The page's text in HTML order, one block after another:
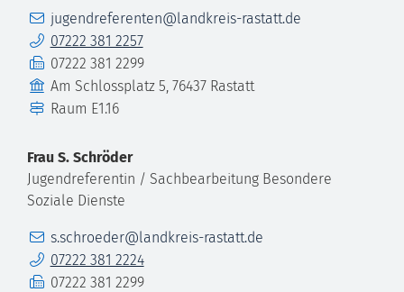
E-Mailjugendreferenten@landkreis-rastatt.de
Telefon07222 381 2257
Fax 07222 381 2299
Gebäude
Am Schlossplatz 5, 76437 Rastatt
Raum E1.16
Frau S. Schröder
Jugendreferentin / Sachbearbeitung Besondere
Soziale Dienste
E-Mails.schroeder@landkreis-rastatt.de
Telefon07222 381 2224
Fax 07222 381 2299